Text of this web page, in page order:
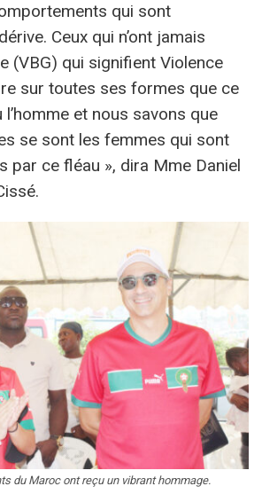
qui sont
Ceux qui n’ont jamais
(VBG) qui signifient Violence
sur toutes ses formes que ce
et nous savons que
se sont les femmes qui sont
par ce fléau », dira Mme Daniel
du Maroc ont reçu un vibrant hommage.